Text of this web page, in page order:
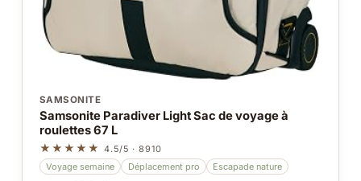
SAMSONITE
Samsonite Paradiver Light Sac de voyage à
roulettes 67 L
★★★★★ 4.5/5 · 8910
Voyage semaine
Déplacement pro Escapade nature